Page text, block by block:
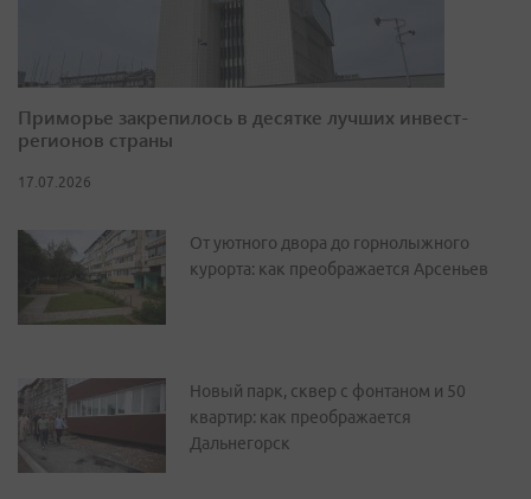
Приморье закрепилось в десятке лучших инвест-
регионов страны
17.07.2026
От уютного двора до горнолыжного
курорта: как преображается Арсеньев
Новый парк, сквер с фонтаном и 50
квартир: как преображается
Дальнегорск